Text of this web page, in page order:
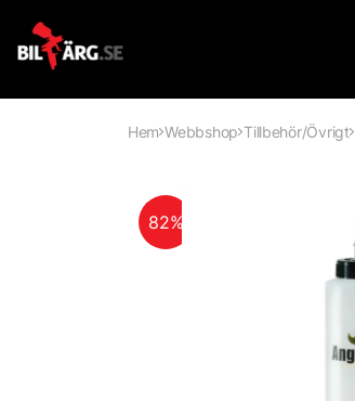
Hem Webbshop Tillbehör/Övrigt
82%